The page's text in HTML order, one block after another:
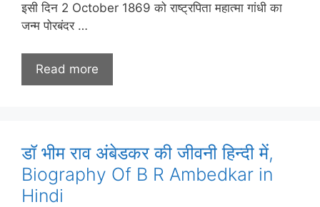
इसी दिन 2 October 1869 को राष्ट्रपिता महात्मा गांधी का
जन्म पोरबंदर …
Read more
डॉ भीम राव अंबेडकर की जीवनी हिन्दी में,
Biography Of B R Ambedkar in
Hindi